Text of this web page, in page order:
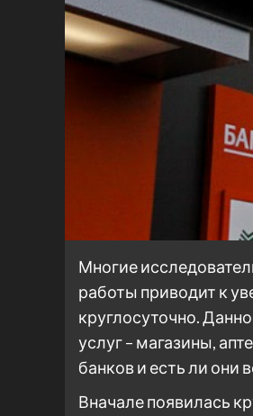
Многие
работы приводит к
круглосуточно.
услуг – магазины,
банков и есть ли они
Вначале появилась